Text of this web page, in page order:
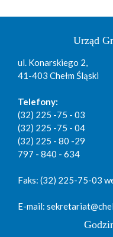
Urząd
ul. Konarskiego 2,
41-403 Chełm Śląski
Telefony:
(32) 225 -75 - 03
(32) 225 -75 - 04
(32) 225 - 80 -29
797 - 840 - 634
Faks: (32) 225-75-03
E-mail: